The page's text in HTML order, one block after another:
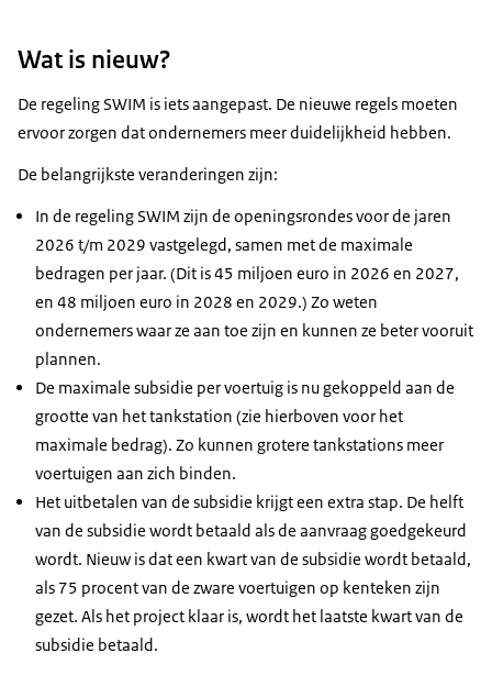
Wat is nieuw?
De regeling SWIM is iets aangepast. De nieuwe regels moeten
ervoor zorgen dat ondernemers meer duidelijkheid hebben.
De belangrijkste veranderingen zijn:
In de regeling SWIM zijn de openingsrondes voor de jaren
2026 t/m 2029 vastgelegd, samen met de maximale
bedragen per jaar. (Dit is 45 miljoen euro in 2026 en 2027,
en 48 miljoen euro in 2028 en 2029.) Zo weten
ondernemers waar ze aan toe zijn en kunnen ze beter vooruit
plannen.
De maximale subsidie per voertuig is nu gekoppeld aan de
grootte van het tankstation (zie hierboven voor het
maximale bedrag). Zo kunnen grotere tankstations meer
voertuigen aan zich binden.
Het uitbetalen van de subsidie krijgt een extra stap. De helft
van de subsidie wordt betaald als de aanvraag goedgekeurd
wordt. Nieuw is dat een kwart van de subsidie wordt betaald,
als 75 procent van de zware voertuigen op kenteken zijn
gezet. Als het project klaar is, wordt het laatste kwart van de
subsidie betaald.